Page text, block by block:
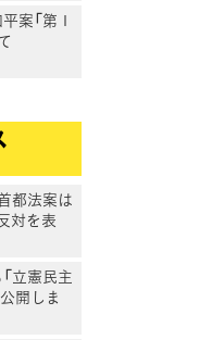
案「第１
都法案は
対を表
立憲民主
開しま